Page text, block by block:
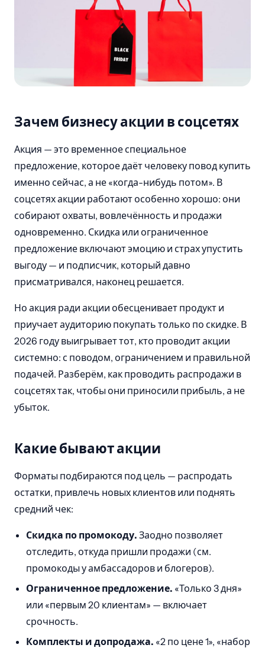
Зачем бизнесу акции в соцсетях
Акция — это временное специальное
предложение, которое даёт человеку повод купить
именно сейчас, а не «когда-нибудь потом». В
соцсетях акции работают особенно хорошо: они
собирают охваты, вовлечённость и продажи
одновременно. Скидка или ограниченное
предложение включают эмоцию и страх упустить
выгоду — и подписчик, который давно
присматривался, наконец решается.
Но акция ради акции обесценивает продукт и
приучает аудиторию покупать только по скидке. В
2026 году выигрывает тот, кто проводит акции
системно: с поводом, ограничением и правильной
подачей. Разберём, как проводить распродажи в
соцсетях так, чтобы они приносили прибыль, а не
убыток.
Какие бывают акции
Форматы подбираются под цель — распродать
остатки, привлечь новых клиентов или поднять
средний чек:
Скидка по промокоду. Заодно позволяет
отследить, откуда пришли продажи (см.
промокоды у амбассадоров и блогеров).
Ограниченное предложение. «Только 3 дня»
или «первым 20 клиентам» — включает
срочность.
Комплекты и допродажа. «2 по цене 1», «набор